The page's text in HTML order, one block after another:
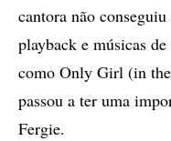
cantora não
playback e músicas
como Only Girl (in
passou a ter uma
Fergie.